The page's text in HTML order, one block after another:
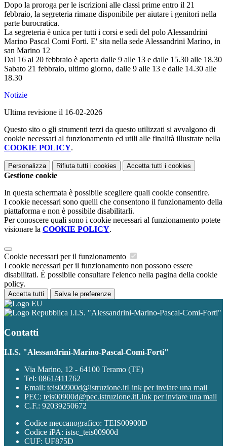
Dopo la proroga per le iscrizioni alle classi prime entro il 21
febbraio, la segreteria rimane disponibile per aiutare i genitori nella
parte burocratica.
La segreteria è unica per tutti i corsi e sedi del polo Alessandrini
Marino Pascal Comi Forti. E' sita nella sede Alessandrini Marino, in
san Marino 12
Dal 16 al 20 febbraio è aperta dalle 9 alle 13 e dalle 15.30 alle 18.30
Sabato 21 febbraio, ultimo giorno, dalle 9 alle 13 e dalle 14.30 alle
18.30
Notizie
Ultima revisione il 16-02-2026
Questo sito o gli strumenti terzi da questo utilizzati si avvalgono di
cookie necessari al funzionamento ed utili alle finalità illustrate nella
COOKIE POLICY.
Personalizza Rifiuta tutti i cookies Accetta tutti i cookies
Gestione cookie
In questa schermata è possibile scegliere quali cookie consentire.
I cookie necessari sono quelli che consentono il funzionamento della
piattaforma e non è possibile disabilitarli.
Per conoscere quali sono i cookie necessari al funzionamento potete
visionare la COOKIE POLICY.
Cookie necessari per il funzionamento
I cookie necessari per il funzionamento non possono essere
disabilitati. È possibile consultare l'elenco nella pagina della cookie
policy.
Accetta tutti Salva le preferenze
I.I.S. "Alessandrini-Marino-Pascal-Comi-Forti"
Contatti
I.I.S. "Alessandrini-Marino-Pascal-Comi-Forti"
Via Marino, 12 - 64100 Teramo (TE)
Tel: 0861/411762
Email: teis00900d@istruzione.itLink per inviare una mail
PEC: teis00900d@pec.istruzione.itLink per inviare una mail
C.F.: 92039250672
Codice meccanografico: TEIS00900D
Codice iPA: istsc_teis00900d
CUF: UF875D